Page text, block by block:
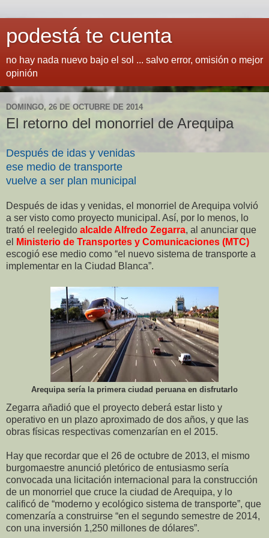
podestá te cuenta
no hay nada nuevo bajo el sol ... salvo error, omisión o mejor
opinión
DOMINGO, 26 DE OCTUBRE DE 2014
El retorno del monorriel de Arequipa
Después de idas y venidas
ese medio de transporte
vuelve a ser plan municipal
Después de idas y venidas, el monorriel de Arequipa volvió
a ser visto como proyecto municipal. Así, por lo menos, lo
trató el reelegido alcalde Alfredo Zegarra, al anunciar que
el
Ministerio de Transportes y Comunicaciones (MTC)
escogió ese medio como “el nuevo sistema de transporte a
implementar en la Ciudad Blanca”.
Arequipa sería la primera ciudad peruana en disfrutarlo
Zegarra añadió que el proyecto deberá estar listo y
operativo en un plazo aproximado de dos años, y que las
obras físicas respectivas comenzarían en el 2015.
Hay que recordar que el 26 de octubre de 2013, el mismo
burgomaestre anunció pletórico de entusiasmo sería
convocada una licitación internacional para la construcción
de un monorriel que cruce la ciudad de Arequipa, y lo
calificó de “moderno y ecológico sistema de transporte”, que
comenzaría a construirse “en el segundo semestre de 2014,
con una inversión 1,250 millones de dólares”.